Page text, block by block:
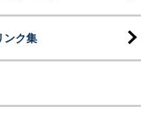
ンク集